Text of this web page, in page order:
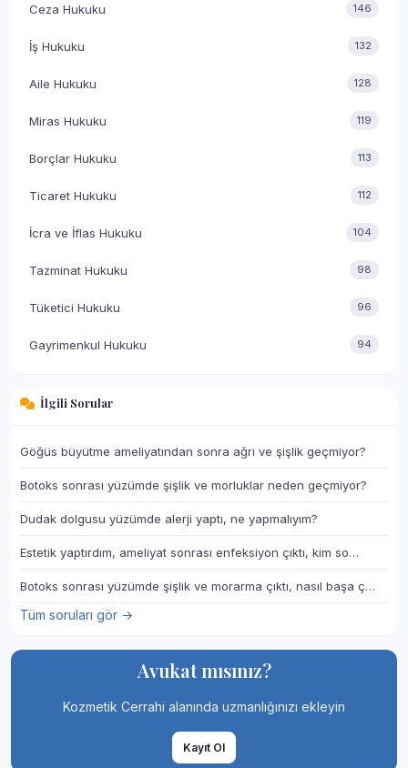
Ceza Hukuku 146
İş Hukuku 132
Aile Hukuku 128
Miras Hukuku 119
Borçlar Hukuku 113
Ticaret Hukuku 112
İcra ve İflas Hukuku 104
Tazminat Hukuku 98
Tüketici Hukuku 96
Gayrimenkul Hukuku 94
İlgili Sorular
Göğüs büyütme ameliyatından sonra ağrı ve şişlik geçmiyor?
Botoks sonrası yüzümde şişlik ve morluklar neden geçmiyor?
Dudak dolgusu yüzümde alerji yaptı, ne yapmalıyım?
Estetik yaptırdım, ameliyat sonrası enfeksiyon çıktı, kim so…
Botoks sonrası yüzümde şişlik ve morarma çıktı, nasıl başa ç…
Tüm soruları gör →
Avukat mısınız?
Kozmetik Cerrahi alanında uzmanlığınızı ekleyin
Kayıt Ol